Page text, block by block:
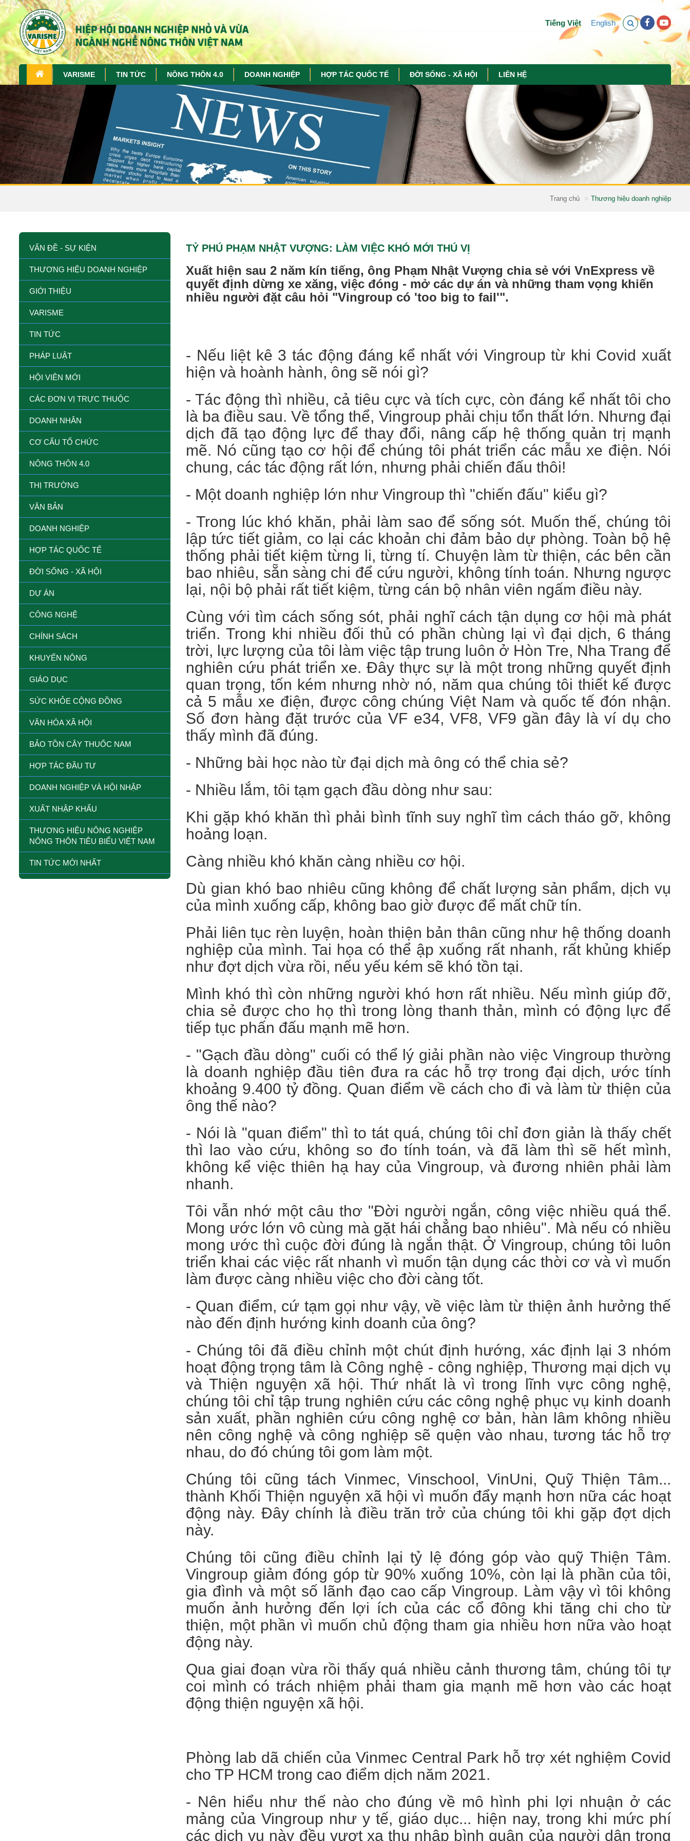
Tiếng Việt English
VARISME TIN TỨC NÔNG THÔN 4.0 DOANH NGHIỆP HỢP TÁC QUỐC TẾ ĐỜI SỐNG - XÃ HỘI LIÊN HỆ
Trang chủ Thương hiệu doanh nghiệp
TỶ PHÚ PHẠM NHẬT VƯỢNG: LÀM VIỆC KHÓ MỚI THÚ VỊ
Xuất hiện sau 2 năm kín tiếng, ông Phạm Nhật Vượng chia sẻ với VnExpress về
quyết định dừng xe xăng, việc đóng - mở các dự án và những tham vọng khiến
nhiều người đặt câu hỏi "Vingroup có 'too big to fail'".
- Nếu liệt kê 3 tác động đáng kể nhất với Vingroup từ khi Covid xuất
hiện và hoành hành, ông sẽ nói gì?
- Tác động thì nhiều, cả tiêu cực và tích cực, còn đáng kể nhất tôi cho
là ba điều sau. Về tổng thể, Vingroup phải chịu tổn thất lớn. Nhưng đại
dịch đã tạo động lực để thay đổi, nâng cấp hệ thống quản trị mạnh
mẽ. Nó cũng tạo cơ hội để chúng tôi phát triển các mẫu xe điện. Nói
chung, các tác động rất lớn, nhưng phải chiến đấu thôi!
- Một doanh nghiệp lớn như Vingroup thì "chiến đấu" kiểu gì?
- Trong lúc khó khăn, phải làm sao để sống sót. Muốn thế, chúng tôi
lập tức tiết giảm, co lại các khoản chi đảm bảo dự phòng. Toàn bộ hệ
thống phải tiết kiệm từng li, từng tí. Chuyện làm từ thiện, các bên cần
bao nhiêu, sẵn sàng chi để cứu người, không tính toán. Nhưng ngược
lại, nội bộ phải rất tiết kiệm, từng cán bộ nhân viên ngấm điều này.
Cùng với tìm cách sống sót, phải nghĩ cách tận dụng cơ hội mà phát
triển. Trong khi nhiều đối thủ có phần chùng lại vì đại dịch, 6 tháng
trời, lực lượng của tôi làm việc tập trung luôn ở Hòn Tre, Nha Trang để
nghiên cứu phát triển xe. Đây thực sự là một trong những quyết định
quan trọng, tốn kém nhưng nhờ nó, năm qua chúng tôi thiết kế được
cả 5 mẫu xe điện, được công chúng Việt Nam và quốc tế đón nhận.
Số đơn hàng đặt trước của VF e34, VF8, VF9 gần đây là ví dụ cho
thấy mình đã đúng.
- Những bài học nào từ đại dịch mà ông có thể chia sẻ?
- Nhiều lắm, tôi tạm gạch đầu dòng như sau:
Khi gặp khó khăn thì phải bình tĩnh suy nghĩ tìm cách tháo gỡ, không
hoảng loạn.
Càng nhiều khó khăn càng nhiều cơ hội.
Dù gian khó bao nhiêu cũng không để chất lượng sản phẩm, dịch vụ
của mình xuống cấp, không bao giờ được để mất chữ tín.
Phải liên tục rèn luyện, hoàn thiện bản thân cũng như hệ thống doanh
nghiệp của mình. Tai họa có thể ập xuống rất nhanh, rất khủng khiếp
như đợt dịch vừa rồi, nếu yếu kém sẽ khó tồn tại.
Mình khó thì còn những người khó hơn rất nhiều. Nếu mình giúp đỡ,
chia sẻ được cho họ thì trong lòng thanh thản, mình có động lực để
tiếp tục phấn đấu mạnh mẽ hơn.
- "Gạch đầu dòng" cuối có thể lý giải phần nào việc Vingroup thường
là doanh nghiệp đầu tiên đưa ra các hỗ trợ trong đại dịch, ước tính
khoảng 9.400 tỷ đồng. Quan điểm về cách cho đi và làm từ thiện của
ông thế nào?
- Nói là "quan điểm" thì to tát quá, chúng tôi chỉ đơn giản là thấy chết
thì lao vào cứu, không so đo tính toán, và đã làm thì sẽ hết mình,
không kể việc thiên hạ hay của Vingroup, và đương nhiên phải làm
nhanh.
Tôi vẫn nhớ một câu thơ "Đời người ngắn, công việc nhiều quá thể.
Mong ước lớn vô cùng mà gặt hái chẳng bao nhiêu". Mà nếu có nhiều
mong ước thì cuộc đời đúng là ngắn thật. Ở Vingroup, chúng tôi luôn
triển khai các việc rất nhanh vì muốn tận dụng các thời cơ và vì muốn
làm được càng nhiều việc cho đời càng tốt.
- Quan điểm, cứ tạm gọi như vậy, về việc làm từ thiện ảnh hưởng thế
nào đến định hướng kinh doanh của ông?
- Chúng tôi đã điều chỉnh một chút định hướng, xác định lại 3 nhóm
hoạt động trọng tâm là Công nghệ - công nghiệp, Thương mại dịch vụ
và Thiện nguyện xã hội. Thứ nhất là vì trong lĩnh vực công nghệ,
chúng tôi chỉ tập trung nghiên cứu các công nghệ phục vụ kinh doanh
sản xuất, phần nghiên cứu công nghệ cơ bản, hàn lâm không nhiều
nên công nghệ và công nghiệp sẽ quện vào nhau, tương tác hỗ trợ
nhau, do đó chúng tôi gom làm một.
Chúng tôi cũng tách Vinmec, Vinschool, VinUni, Quỹ Thiện Tâm...
thành Khối Thiện nguyện xã hội vì muốn đẩy mạnh hơn nữa các hoạt
động này. Đây chính là điều trăn trở của chúng tôi khi gặp đợt dịch
này.
Chúng tôi cũng điều chỉnh lại tỷ lệ đóng góp vào quỹ Thiện Tâm.
Vingroup giảm đóng góp từ 90% xuống 10%, còn lại là phần của tôi,
gia đình và một số lãnh đạo cao cấp Vingroup. Làm vậy vì tôi không
muốn ảnh hưởng đến lợi ích của các cổ đông khi tăng chi cho từ
thiện, một phần vì muốn chủ động tham gia nhiều hơn nữa vào hoạt
động này.
Qua giai đoạn vừa rồi thấy quá nhiều cảnh thương tâm, chúng tôi tự
coi mình có trách nhiệm phải tham gia mạnh mẽ hơn vào các hoạt
động thiện nguyện xã hội.
Phòng lab dã chiến của Vinmec Central Park hỗ trợ xét nghiệm Covid
cho TP HCM trong cao điểm dịch năm 2021.
- Nên hiểu như thế nào cho đúng về mô hình phi lợi nhuận ở các
mảng của Vingroup như y tế, giáo dục... hiện nay, trong khi mức phí
các dịch vụ này đều vượt xa thu nhập bình quân của người dân trong
VẤN ĐỀ - SỰ KIỆN
THƯƠNG HIỆU DOANH NGHIỆP
GIỚI THIỆU
VARISME
TIN TỨC
PHÁP LUẬT
HỘI VIÊN MỚI
CÁC ĐƠN VỊ TRỰC THUỘC
DOANH NHÂN
CƠ CẤU TỔ CHỨC
NÔNG THÔN 4.0
THỊ TRƯỜNG
VĂN BẢN
DOANH NGHIỆP
HỢP TÁC QUỐC TẾ
ĐỜI SỐNG - XÃ HỘI
DỰ ÁN
CÔNG NGHỆ
CHÍNH SÁCH
KHUYẾN NÔNG
GIÁO DỤC
SỨC KHỎE CỘNG ĐỒNG
VĂN HÓA XÃ HỘI
BẢO TỒN CÂY THUỐC NAM
HỢP TÁC ĐẦU TƯ
DOANH NGHIỆP VÀ HỘI NHẬP
XUẤT NHẬP KHẨU
THƯƠNG HIỆU NÔNG NGHIỆP
NÔNG THÔN TIÊU BIỂU VIỆT NAM
TIN TỨC MỚI NHẤT